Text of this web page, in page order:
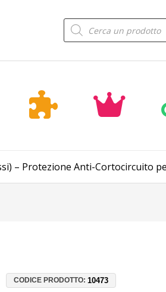
Products
search
– Protezione Anti-Cortocircuito
CODICE PRODOTTO:10473
Set